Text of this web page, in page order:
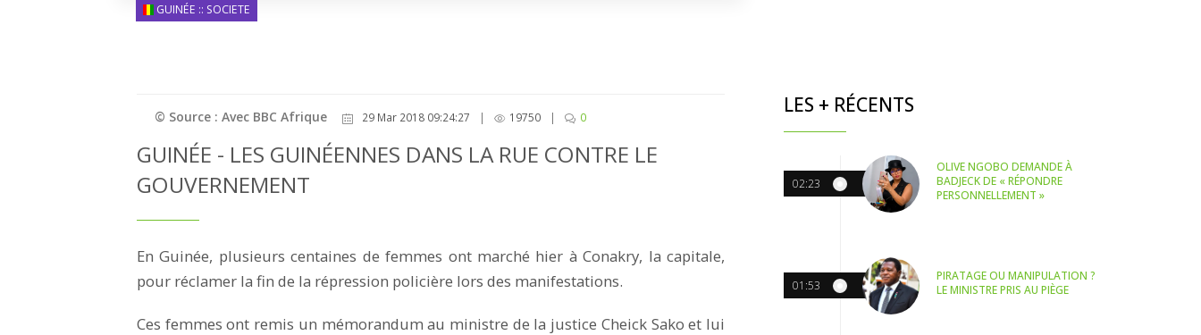
GUINÉE :: SOCIETE
© Source : Avec BBC Afrique 29 Mar 2018 09:24:27 | 19750 | 0
GUINÉE - LES GUINÉENNES DANS LA RUE CONTRE LE
GOUVERNEMENT
En Guinée, plusieurs centaines de femmes ont marché hier à Conakry, la capitale,
pour réclamer la fin de la répression policière lors des manifestations.
Ces femmes ont remis un mémorandum au ministre de la justice Cheick Sako et lui
LES + RÉCENTS
02:23
OLIVE NGOBO DEMANDE À
BADJECK DE « RÉPONDRE
PERSONNELLEMENT »
01:53
PIRATAGE OU MANIPULATION ?
LE MINISTRE PRIS AU PIÈGE